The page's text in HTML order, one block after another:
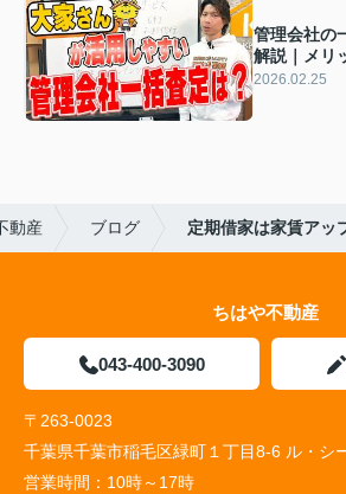
管理会社の
解説｜メリ
い使い方
2026.02.25
動産 ブログ 定期借家は家賃アッ
ちはや不動産
043-400-3090
〒263-0023
千葉県千葉市稲毛区緑町１丁目8-6 ル・シ
営業時間： 10時～17時